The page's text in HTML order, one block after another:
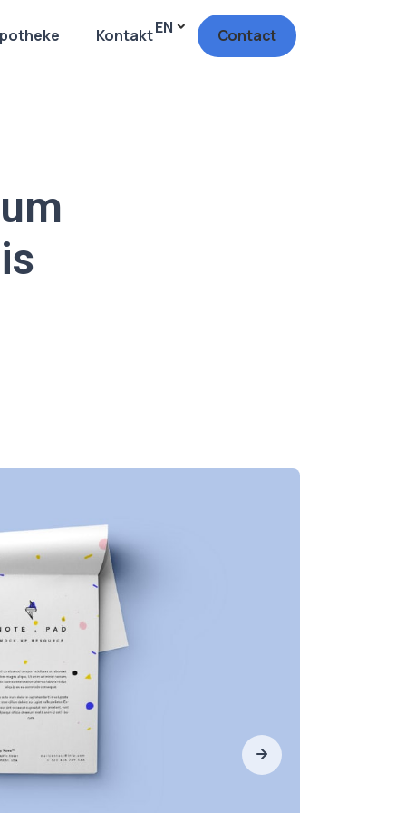
KontaktEN Contact